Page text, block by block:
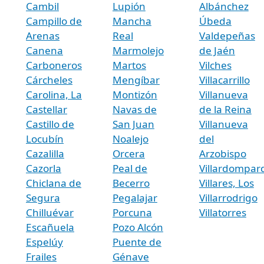
Cambil
Campillo de
Arenas
Canena
Carboneros
Cárcheles
Carolina, La
Castellar
Castillo de
Locubín
Cazalilla
Cazorla
Chiclana de
Segura
Chilluévar
Escañuela
Espelúy
Frailes
Lupión
Mancha
Real
Marmolejo
Martos
Mengíbar
Montizón
Navas de
San Juan
Noalejo
Orcera
Peal de
Becerro
Pegalajar
Porcuna
Pozo Alcón
Puente de
Génave
Albánchez
Úbeda
Valdepeñas
de Jaén
Vilches
Villacarrillo
Villanueva
de la Reina
Villanueva
del
Arzobispo
Villares, Los
Villarrodrigo
Villatorres